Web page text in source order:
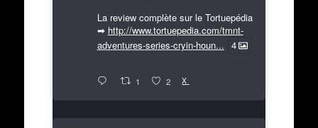
La review complète sur le Tortuepédia
➡ http://www.tortuepedia.com/tmnt-
adventures-series-cryin-houn... 4
1 2 X